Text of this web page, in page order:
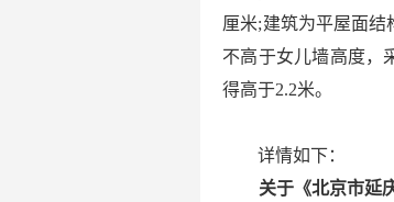
厘米;建筑为平屋面结
不高于女儿墙高度，
得高于2.2米。
详情如下：
关于《北京市延